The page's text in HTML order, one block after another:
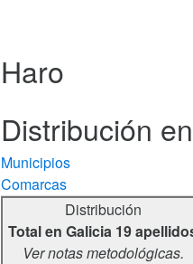
Haro
Distribución
Municipios
Comarcas
Distribución
Total en Galicia 19
Ver notas metodológicas.